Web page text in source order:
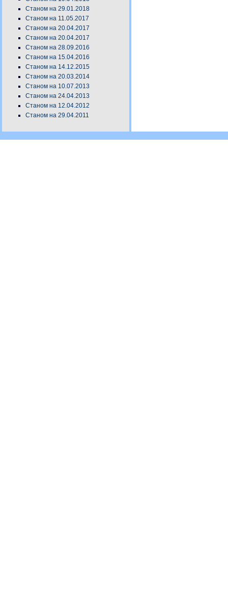
Станом на 29.01.2018
Станом на 11.05.2017
Станом на 20.04.2017
Станом на 20.04.2017
Станом на 28.09.2016
Станом на 15.04.2016
Станом на 14.12.2015
Станом на 20.03.2014
Станом на 10.07.2013
Станом на 24.04.2013
Станом на 12.04.2012
Станом на 29.04.2011